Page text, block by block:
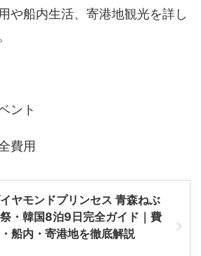
や船内生活、寄港地観光を詳し
ント
費用
ヤモンドプリンセス 青森ねぶ
・韓国8泊9日完全ガイド｜費
船内・寄港地を徹底解説